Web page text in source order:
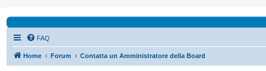
FAQ
Home Forum Contatta un Amministratore della Board